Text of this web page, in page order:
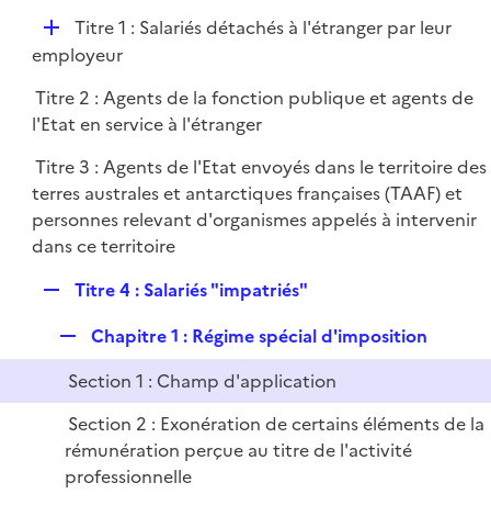
r
l
i
e
r
p
l
i
e
r
D
é
l
i
e
r
Titre 1 : Salariés détachés à l'étranger par leur
employeur
Titre 2 : Agents de la fonction publique et agents de
l'Etat en service à l'étranger
Titre 3 : Agents de l'Etat envoyés dans le territoire des
terres australes et antarctiques françaises (TAAF) et
personnes relevant d'organismes appelés à intervenir
dans ce territoire
p
l
e
r
Titre 4 : Salariés "impatriés"
e
p
Chapitre 1 : Régime spécial d'imposition
Section 1 : Champ d'application
Section 2 : Exonération de certains éléments de la
rémunération perçue au titre de l'activité
professionnelle